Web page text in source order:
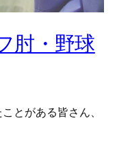
肘・野球
とがある皆さん、